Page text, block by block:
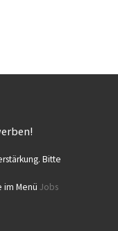
Bitte
im Menü Jobs